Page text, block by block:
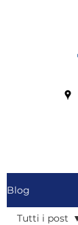
Blog
Tutti i post